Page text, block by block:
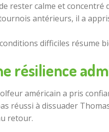
rester calme et concentré
antérieurs, il a
difficiles résume
résilience
américain a pris
réussi à dissuader
retour.